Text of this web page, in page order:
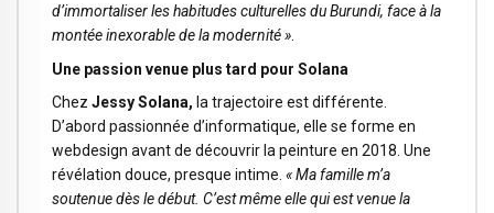
d’immortaliser les habitudes culturelles du Burundi, face à la
montée inexorable de la modernité »
Une passion venue plus tard pour Solana
Chez Jessy Solana, la trajectoire est différente.
D’abord passionnée d’informatique, elle se forme en
webdesign avant de découvrir la peinture en 2018. Une
révélation douce, presque intime. « Ma famille m’a
soutenue dès le début. C’est même elle qui est venue la